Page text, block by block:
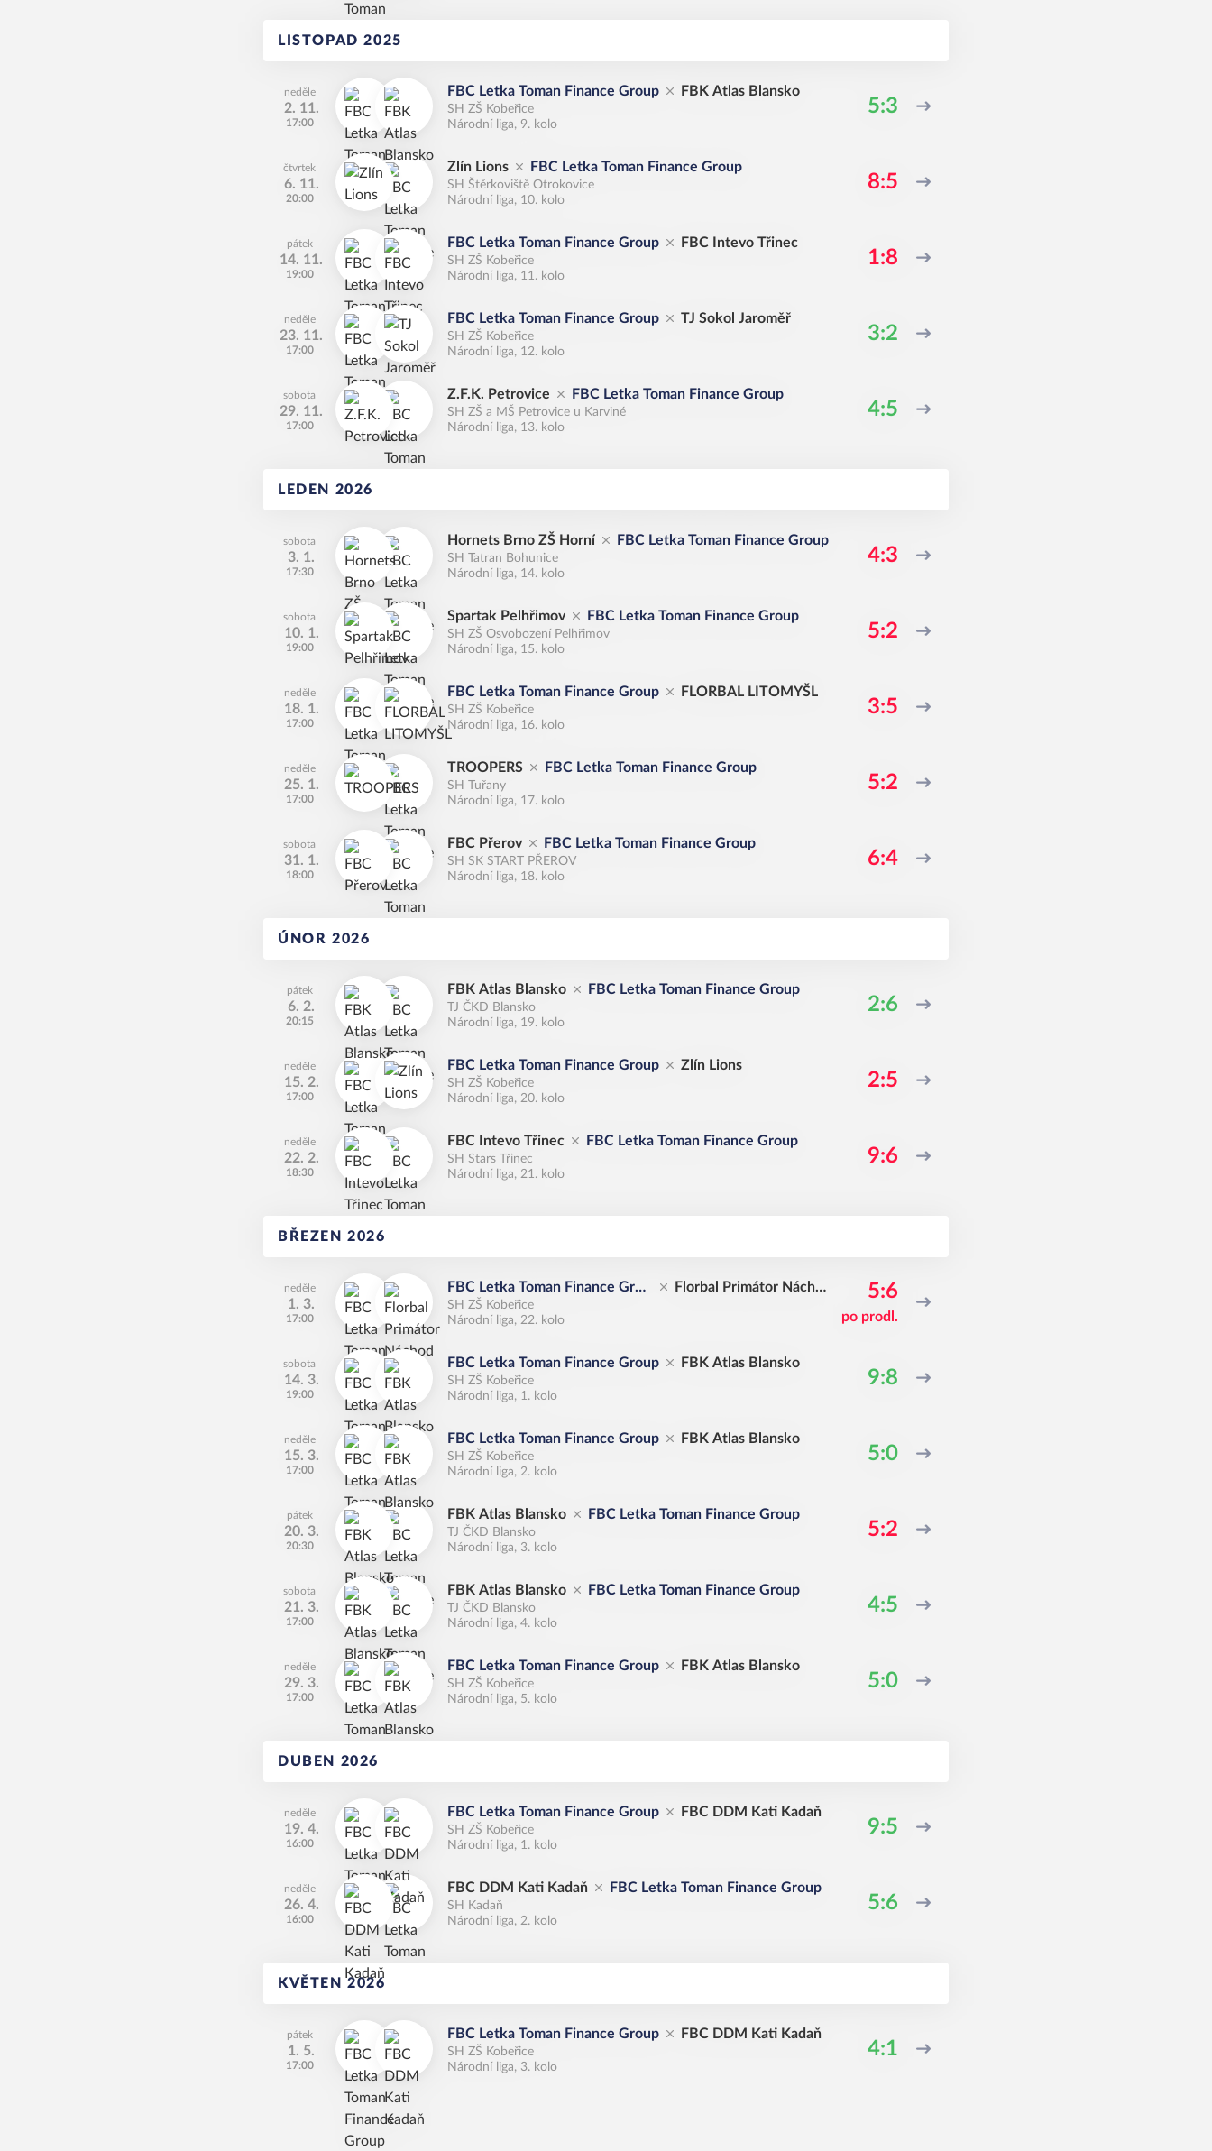
LISTOPAD 2025
neděle
2. 11.
17:00
FBC Letka Toman Finance Group FBK Atlas Blansko
SH ZŠ Kobeřice
Národní liga, 9. kolo
5:3
čtvrtek
6. 11.
20:00
Zlín Lions FBC Letka Toman Finance Group
SH Štěrkoviště Otrokovice
Národní liga, 10. kolo
8:5
pátek
14. 11.
19:00
FBC Letka Toman Finance Group FBC Intevo Třinec
SH ZŠ Kobeřice
Národní liga, 11. kolo
1:8
neděle
23. 11.
17:00
FBC Letka Toman Finance Group TJ Sokol Jaroměř
SH ZŠ Kobeřice
Národní liga, 12. kolo
3:2
sobota
29. 11.
17:00
Z.F.K. Petrovice FBC Letka Toman Finance Group
SH ZŠ a MŠ Petrovice u Karviné
Národní liga, 13. kolo
4:5
LEDEN 2026
sobota
3. 1.
17:30
Hornets Brno ZŠ Horní FBC Letka Toman Finance Group
SH Tatran Bohunice
Národní liga, 14. kolo
4:3
sobota
10. 1.
19:00
Spartak Pelhřimov FBC Letka Toman Finance Group
SH ZŠ Osvobození Pelhřimov
Národní liga, 15. kolo
5:2
neděle
18. 1.
17:00
FBC Letka Toman Finance Group FLORBAL LITOMYŠL
SH ZŠ Kobeřice
Národní liga, 16. kolo
3:5
neděle
25. 1.
17:00
TROOPERS FBC Letka Toman Finance Group
SH Tuřany
Národní liga, 17. kolo
5:2
sobota
31. 1.
18:00
FBC Přerov FBC Letka Toman Finance Group
SH SK START PŘEROV
Národní liga, 18. kolo
6:4
ÚNOR 2026
pátek
6. 2.
20:15
FBK Atlas Blansko FBC Letka Toman Finance Group
TJ ČKD Blansko
Národní liga, 19. kolo
2:6
neděle
15. 2.
17:00
FBC Letka Toman Finance Group Zlín Lions
SH ZŠ Kobeřice
Národní liga, 20. kolo
2:5
neděle
22. 2.
18:30
FBC Intevo Třinec FBC Letka Toman Finance Group
SH Stars Třinec
Národní liga, 21. kolo
9:6
BŘEZEN 2026
neděle
1. 3.
17:00
FBC Letka Toman Finance Grou
p
Florbal Primátor Nácho
SH ZŠ Kobeřice
Národní liga, 22. kolo
5:6
po prodl.
sobota
14. 3.
19:00
FBC Letka Toman Finance Group FBK Atlas Blansko
SH ZŠ Kobeřice
Národní liga, 1. kolo
9:8
neděle
15. 3.
17:00
FBC Letka Toman Finance Group FBK Atlas Blansko
SH ZŠ Kobeřice
Národní liga, 2. kolo
5:0
pátek
20. 3.
20:30
FBK Atlas Blansko FBC Letka Toman Finance Group
TJ ČKD Blansko
Národní liga, 3. kolo
5:2
sobota
21. 3.
17:00
FBK Atlas Blansko FBC Letka Toman Finance Group
TJ ČKD Blansko
Národní liga, 4. kolo
4:5
neděle
29. 3.
17:00
FBC Letka Toman Finance Group FBK Atlas Blansko
SH ZŠ Kobeřice
Národní liga, 5. kolo
5:0
DUBEN 2026
neděle
19. 4.
16:00
FBC Letka Toman Finance Group FBC DDM Kati Kadaň
SH ZŠ Kobeřice
Národní liga, 1. kolo
9:5
neděle
26. 4.
16:00
FBC DDM Kati Kadaň FBC Letka Toman Finance Group
SH Kadaň
Národní liga, 2. kolo
5:6
KVĚTEN 2026
pátek
1. 5.
17:00
FBC Letka Toman Finance Group FBC DDM Kati Kadaň
SH ZŠ Kobeřice
Národní liga, 3. kolo
4:1